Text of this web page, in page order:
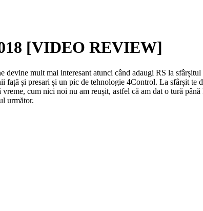
[VIDEO REVIEW]
mult mai interesant atunci când adaugi RS la
și presari și un pic de tehnologie 4Control. La sfârșit
cum nici noi nu am reușit, astfel că am dat o tură
următor.